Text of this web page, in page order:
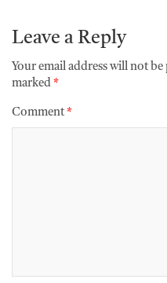
Leave a Reply
Your email address will not
marked *
Comment *